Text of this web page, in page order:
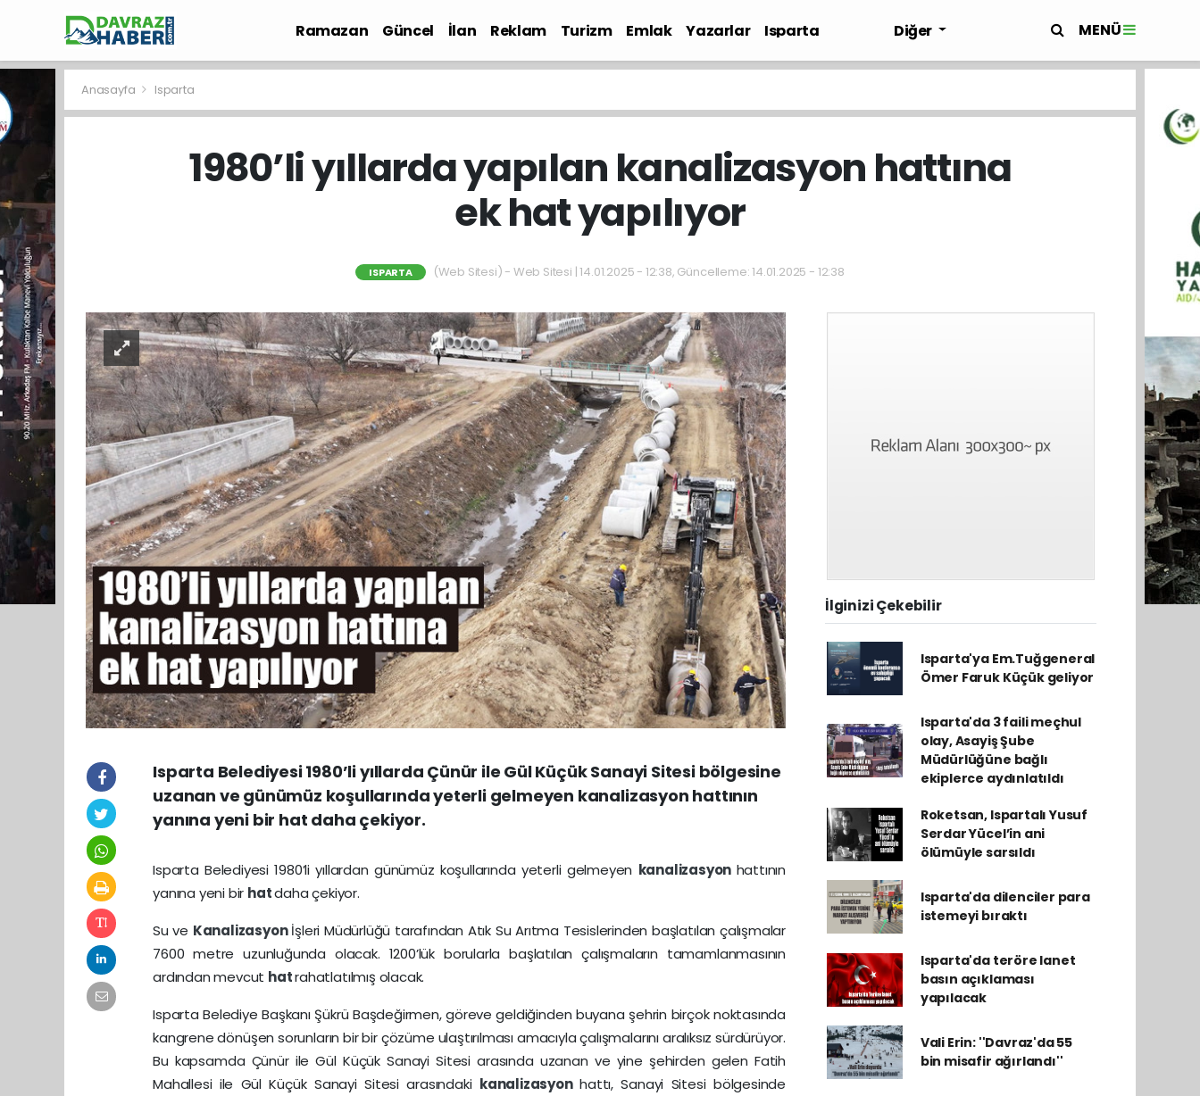
Ramazan Güncel İlan Reklam Turizm Emlak Yazarlar
Isparta
Diğer MENÜ
Anasayfa Isparta
1980’li yıllarda yapılan kanalizasyon hattına
ek hat yapılıyor
ISPARTA (Web Sitesi) - Web Sitesi | 14.01.2025 - 12:38, Güncelleme: 14.01.2025 - 12:38
Isparta Belediyesi 1980’li yıllarda Çünür ile Gül Küçük Sanayi Sitesi bölgesine
uzanan ve günümüz koşullarında yeterli gelmeyen kanalizasyon hattının
yanına yeni bir hat daha çekiyor.
Isparta Belediyesi 1980’li yıllardan günümüz koşullarında yeterli gelmeyen kanalizasyon hattının
yanına yeni bir hatdaha çekiyor.
Su ve Kanalizasyonİşleri Müdürlüğü tarafından Atık Su Arıtma Tesislerinden başlatılan çalışmalar
7600 metre uzunluğunda olacak. 1200’lük borularla başlatılan çalışmaların tamamlanmasının
ardından mevcut hatrahatlatılmış olacak.
Isparta Belediye Başkanı Şükrü Başdeğirmen, göreve geldiğinden buyana şehrin birçok noktasında
kangrene dönüşen sorunların bir bir çözüme ulaştırılması amacıyla çalışmalarını aralıksız sürdürüyor.
Bu kapsamda Çünür ile Gül Küçük Sanayi Sitesi arasında uzanan ve yine şehirden gelen Fatih
Mahallesi ile Gül Küçük Sanayi Sitesi arasındaki kanalizasyonhattı, Sanayi Sitesi bölgesinde
İlginizi Çekebilir
Isparta'ya Em.Tuğgeneral
Ömer Faruk Küçük geliyor
Isparta'da 3 faili meçhul
olay, Asayiş Şube
Müdürlüğüne bağlı
ekiplerce aydınlatıldı
Roketsan, Ispartalı Yusuf
Serdar Yücel’in ani
ölümüyle sarsıldı
Isparta'da dilenciler para
istemeyi bıraktı
Isparta'da teröre lanet
basın açıklaması
yapılacak
Vali Erin: ''Davraz'da 55
bin misafir ağırlandı''